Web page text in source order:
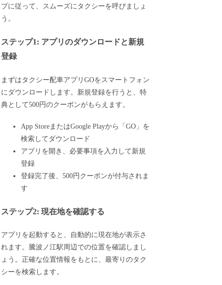
プに従って、スムーズにタクシーを呼びましょ
う。
ステップ1: アプリのダウンロードと新規
登録
まずはタクシー配車アプリGOをスマートフォン
にダウンロードします。新規登録を行うと、特
典として500円のクーポンがもらえます。
App StoreまたはGoogle Playから「GO」を
検索してダウンロード
アプリを開き、必要事項を入力して新規
登録
登録完了後、500円クーポンが付与されま
す
ステップ2: 現在地を確認する
アプリを起動すると、自動的に現在地が表示さ
れます。騰波ノ江駅周辺での位置を確認しまし
ょう。正確な位置情報をもとに、最寄りのタク
シーを検索します。